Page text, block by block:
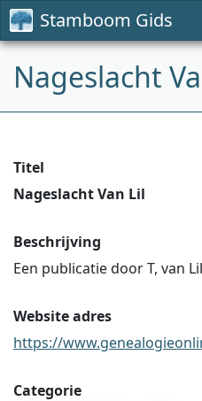
Stamboom Gids
Nageslacht
Titel
Nageslacht Van Lil
Beschrijving
Een publicatie door T, van
Website adres
https://
Categorie